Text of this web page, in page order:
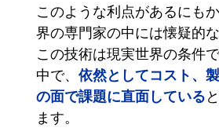
このような利点があるにも
界の専門家の中には懐疑的な
この技術は現実世界の条件
中で、 依然としてコスト、
の面で課題に直面している
ます。